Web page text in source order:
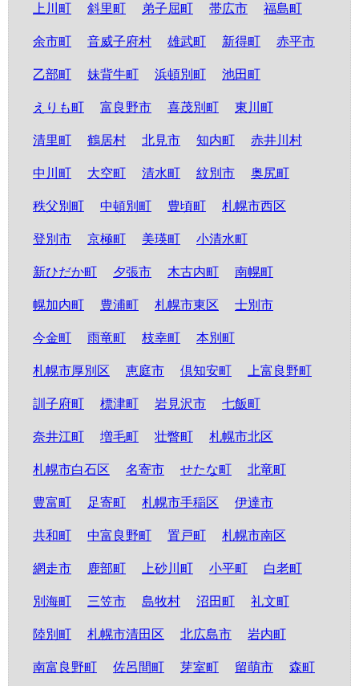
上川町 斜里町 弟子屈町 帯広市 福島町
余市町 音威子府村 雄武町 新得町 赤平市
乙部町 妹背牛町 浜頓別町 池田町
えりも町 富良野市 喜茂別町 東川町
清里町 鶴居村 北見市 知内町 赤井川村
中川町 大空町 清水町 紋別市 奥尻町
秩父別町 中頓別町 豊頃町 札幌市西区
登別市 京極町 美瑛町 小清水町
新ひだか町 夕張市 木古内町 南幌町
幌加内町 豊浦町 札幌市東区 士別市
今金町 雨竜町 枝幸町 本別町
札幌市厚別区 恵庭市 倶知安町 上富良野町
訓子府町 標津町 岩見沢市 七飯町
奈井江町 増毛町 壮瞥町 札幌市北区
札幌市白石区 名寄市 せたな町 北竜町
豊富町 足寄町 札幌市手稲区 伊達市
共和町 中富良野町 置戸町 札幌市南区
網走市 鹿部町 上砂川町 小平町 白老町
別海町 三笠市 島牧村 沼田町 礼文町
陸別町 札幌市清田区 北広島市 岩内町
南富良野町 佐呂間町 芽室町 留萌市 森町